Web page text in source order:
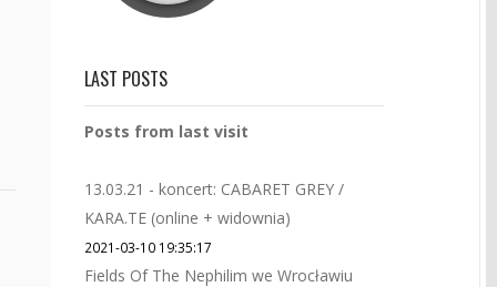
LAST POSTS
Posts from last visit
13.03.21 - koncert: CABARET GREY /
KARA.TE (online + widownia)
2021-03-10 19:35:17
Fields Of The Nephilim we Wrocławiu